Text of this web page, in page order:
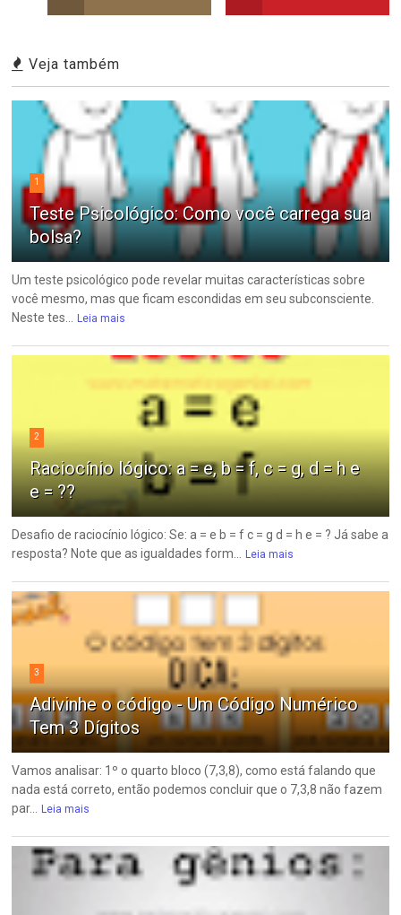
Veja também
1
Teste Psicológico: Como você carrega sua
bolsa?
Um teste psicológico pode revelar muitas características sobre
você mesmo, mas que ficam escondidas em seu subconsciente.
Neste tes...
Leia mais
2
Raciocínio lógico: a = e, b = f, c = g, d = h e
e = ??
Desafio de raciocínio lógico: Se: a = e b = f c = g d = h e = ? Já sabe a
resposta? Note que as igualdades form...
Leia mais
3
Adivinhe o código - Um Código Numérico
Tem 3 Dígitos
Vamos analisar: 1º o quarto bloco (7,3,8), como está falando que
nada está correto, então podemos concluir que o 7,3,8 não fazem
par...
Leia mais